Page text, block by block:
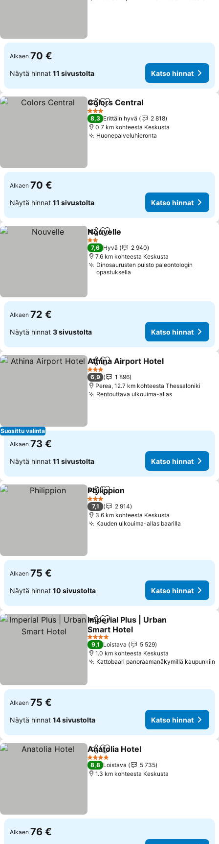
Alkaen 70 €
Näytä hinnat 11 sivustolta Katso hinnat
Jaa Lisää suosikkeihin
Colors Central
3 Tähtiluokitus
8,3 Erittäin hyvä
2 818
0.7 km kohteesta Keskusta
Huonepalveluhieronta
Alkaen 70 €
Näytä hinnat 11 sivustolta Katso hinnat
Jaa Lisää suosikkeihin
Nouvelle
2 Tähtiluokitus
7,6 Hyvä
2 940
7.6 km kohteesta Keskusta
Dinosaurusten puisto paleontologin
opastuksella
Alkaen 72 €
Näytä hinnat 3 sivustolta Katso hinnat
Suosittu valinta
Jaa Lisää suosikkeihin
Athina Airport Hotel
3 Tähtiluokitus
6,9
1 896
Perea, 12.7 km kohteesta Thessaloniki
Rentouttava ulkouima-allas
Alkaen 73 €
Näytä hinnat 11 sivustolta Katso hinnat
Jaa Lisää suosikkeihin
Philippion
3 Tähtiluokitus
7,1
2 914
3.6 km kohteesta Keskusta
Kauden ulkouima-allas baarilla
Alkaen 75 €
Näytä hinnat 10 sivustolta Katso hinnat
Jaa Lisää suosikkeihin
Imperial Plus | Urban
Smart Hotel
4 Tähtiluokitus
9,1 Loistava
5 529
1.0 km kohteesta Keskusta
Kattobaari panoraamanäkymillä kaupunkiin
Alkaen 75 €
Näytä hinnat 14 sivustolta Katso hinnat
Jaa Lisää suosikkeihin
Anatolia Hotel
4 Tähtiluokitus
8,8 Loistava
5 735
1.3 km kohteesta Keskusta
Alkaen 76 €